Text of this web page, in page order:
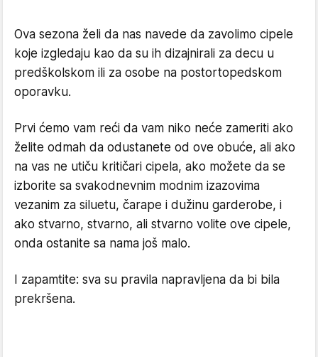
Ova sezona želi da nas navede da zavolimo cipele
koje izgledaju kao da su ih dizajnirali za decu u
predškolskom ili za osobe na postortopedskom
oporavku.
Prvi ćemo vam reći da vam niko neće zameriti ako
želite odmah da odustanete od ove obuće, ali ako
na vas ne utiču kritičari cipela, ako možete da se
izborite sa svakodnevnim modnim izazovima
vezanim za siluetu, čarape i dužinu garderobe, i
ako stvarno, stvarno, ali stvarno volite ove cipele,
onda ostanite sa nama još malo.
I zapamtite: sva su pravila napravljena da bi bila
prekršena.